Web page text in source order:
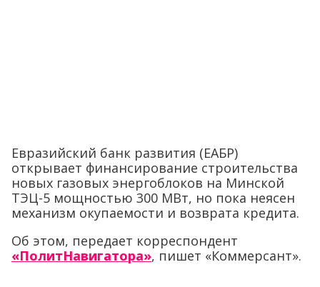
Евразийский банк развития (ЕАБР)
открывает финансирование строительства
новых газовых энергоблоков на Минской
ТЭЦ-5 мощностью 300 МВт, но пока неясен
механизм окупаемости и возврата кредита.
Об этом, передает корреспондент
«ПолитНавигатора», пишет «Коммерсант».